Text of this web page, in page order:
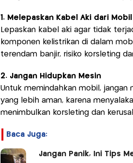
1. Melepaskan Kabel Aki dari Mobil
Lepaskan kabel aki agar tidak
komponen kelistrikan di dalam
terendam banjir, risiko korsleting
2. Jangan Hidupkan Mesin
Untuk memindahkan mobil,
yang lebih aman, karena
menimbulkan korsleting dan
Baca Juga:
Jangan Panik, Ini Tips